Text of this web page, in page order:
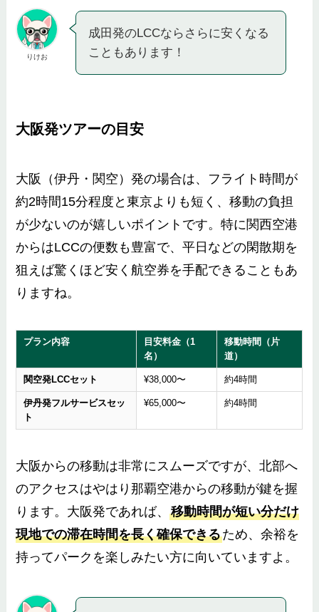
りけお
成田発のLCCならさらに安くなる
こともあります！
大阪発ツアーの目安
大阪（伊丹・関空）発の場合は、フライト時間が
約2時間15分程度と東京よりも短く、移動の負担
が少ないのが嬉しいポイントです。特に関西空港
からはLCCの便数も豊富で、平日などの閑散期を
狙えば驚くほど安く航空券を手配できることもあ
りますね。
プラン内容
目安料金（1
名）
移動時間（片
道）
関空発LCCセット ¥38,000〜 約4時間
伊丹発フルサービスセッ
ト
¥65,000〜 約4時間
大阪からの移動は非常にスムーズですが、北部へ
のアクセスはやはり那覇空港からの移動が鍵を握
ります。大阪発であれば、移動時間が短い分だけ
現地での滞在時間を長く確保できるため、余裕を
持ってパークを楽しみたい方に向いていますよ。